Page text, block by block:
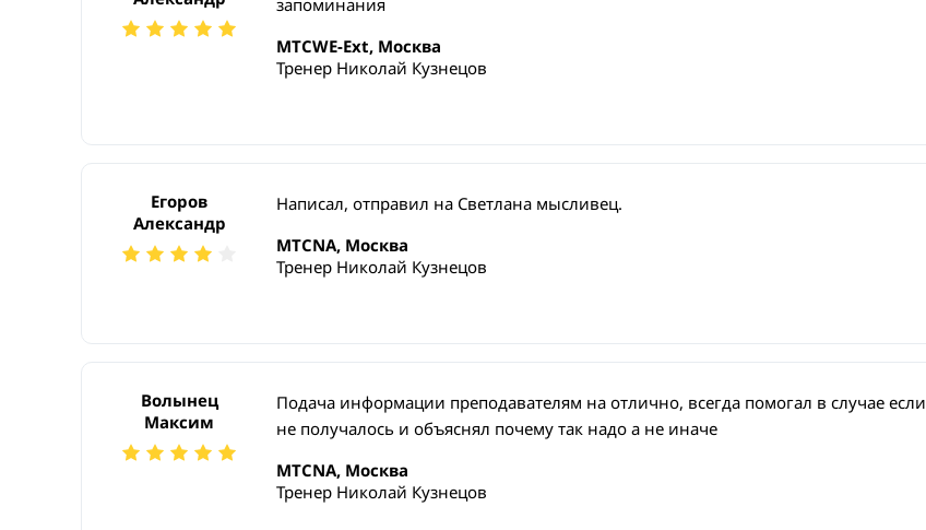
запоминания
MTCWE-Ext, Москва
Тренер Николай Кузнецов
Егоров
Александр
Написал, отправил на Светлана мысливец.
MTCNA, Москва
Тренер Николай Кузнецов
Волынец
Максим
Подача информации преподавателям на отлично, всегда помогал в случае если
не получалось и объяснял почему так надо а не иначе
MTCNA, Москва
Тренер Николай Кузнецов